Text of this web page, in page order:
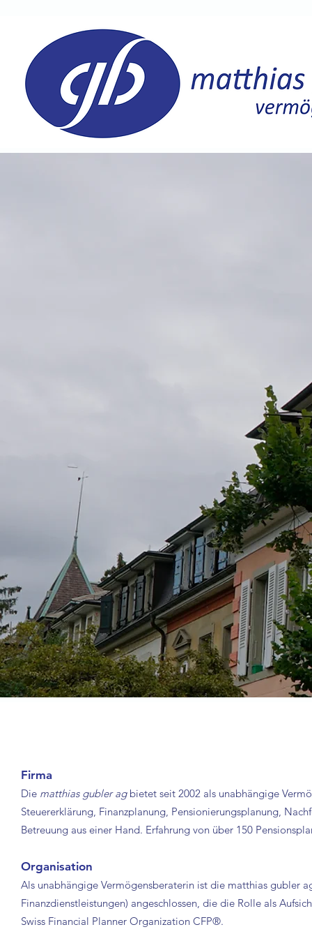
Firma
Die matthias gubler agbietet seit 2002 als unabhängige
Steuererklärung, Finanzplanung, Pensionierungsplanung,
Betreuung aus einer Hand. Erfahrung von über 150
Organisation
Als unabhängige Vermögensberaterin ist die matthias gubler
Finanzdienstleistungen) angeschlossen, die die Rolle als
Swiss Financial Planner Organization CFP®.